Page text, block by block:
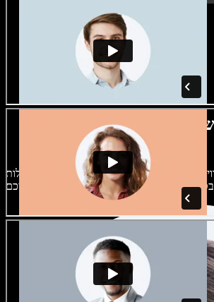
קולות נשים וגברים במגוון
מבטאים
יישמעו אותו דבר. בחרו מתוך מאות קולות